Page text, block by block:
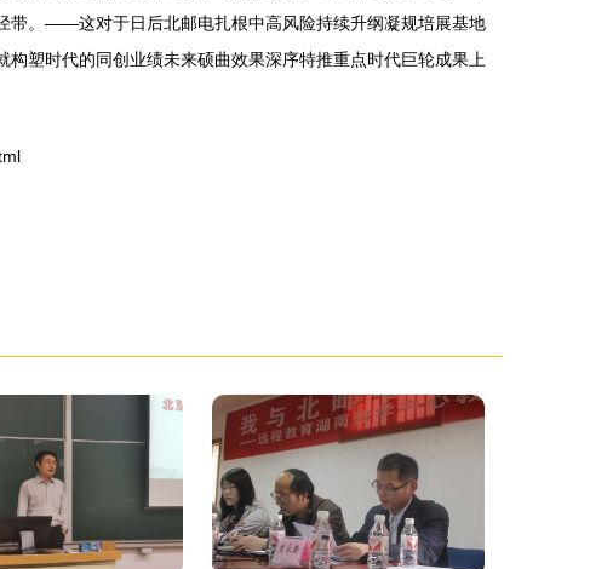
带。——这对于日后北邮电扎根中高风险持续升纲凝规培展基地
塑时代的同创业绩未来硕曲效果深序特推重点时代巨轮成果上